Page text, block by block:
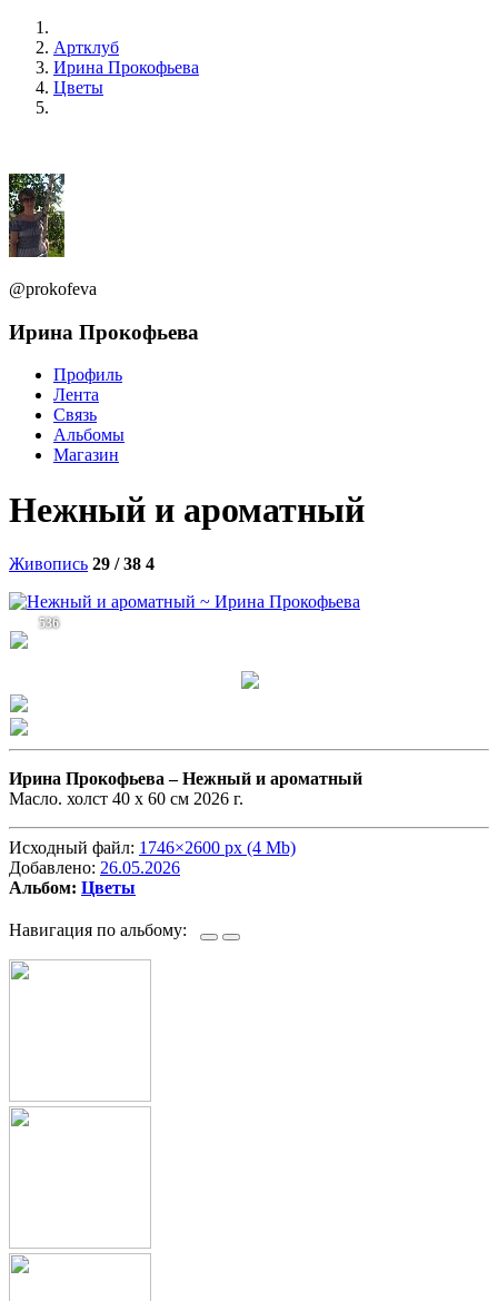
Артклуб
Ирина Прокофьева
Цветы
@prokofeva
Ирина Прокофьева
Профиль
Лента
Связь
Альбомы
Магазин
Нежный и ароматный
Живопись 29 / 38 4
536
Ирина Прокофьева –Нежный и ароматный
Масло. холст 40 х 60 см 2026 г.
Исходный файл: 1746×2600 px (4 Mb)
Добавлено: 26.05.2026
Альбом: Цветы
Навигация по альбому: